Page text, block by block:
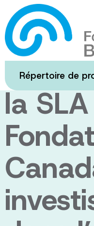
Passer
au
contenu
principal
Répertoire de
La
la